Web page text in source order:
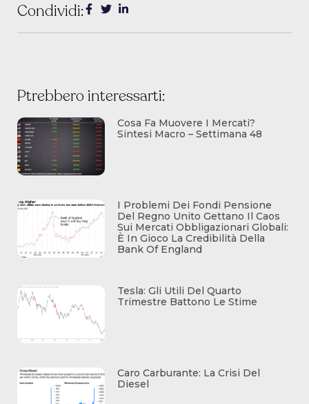
Condividi:
Ptrebbero interessarti:
Cosa Fa Muovere I Mercati?
Sintesi Macro – Settimana 48
I Problemi Dei Fondi Pensione
Del Regno Unito Gettano Il Caos
Sui Mercati Obbligazionari Globali:
È In Gioco La Credibilità Della
Bank Of England
Tesla: Gli Utili Del Quarto
Trimestre Battono Le Stime
Caro Carburante: La Crisi Del
Diesel